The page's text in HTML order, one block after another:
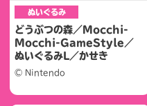
ぬいぐるみ
どうぶつの森／Mocchi-
Mocchi-GameStyle／
ぬいぐるみL／かせき
© Nintendo